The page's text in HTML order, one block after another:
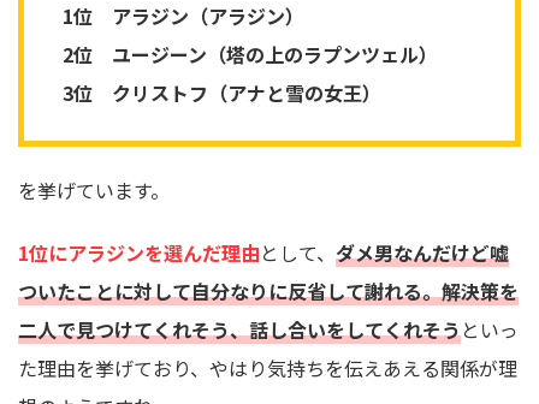
1位 アラジン（アラジン）
2位 ユージーン（塔の上のラプンツェル）
3位 クリストフ（アナと雪の女王）
を挙げています。
1位にアラジンを選んだ理由として、 ダメ男なんだけど嘘
ついたことに対して自分なりに反省して謝れる。解決策を
二人で見つけてくれそう、話し合いをしてくれそうといっ
た理由を挙げており、やはり気持ちを伝えあえる関係が理